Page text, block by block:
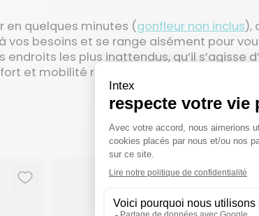
en quelques minutes (gonfleur non inclus),
vos besoins et se range aisément pour
les plus inattendus, qu’il
et mobilité réunis, pour un quotidien
Ajouter aux favoris
Supprimer des favoris